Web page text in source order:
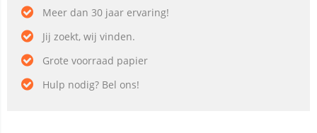
Meer dan 30 jaar ervaring!
Jij zoekt, wij vinden.
Grote voorraad papier
Hulp nodig? Bel ons!